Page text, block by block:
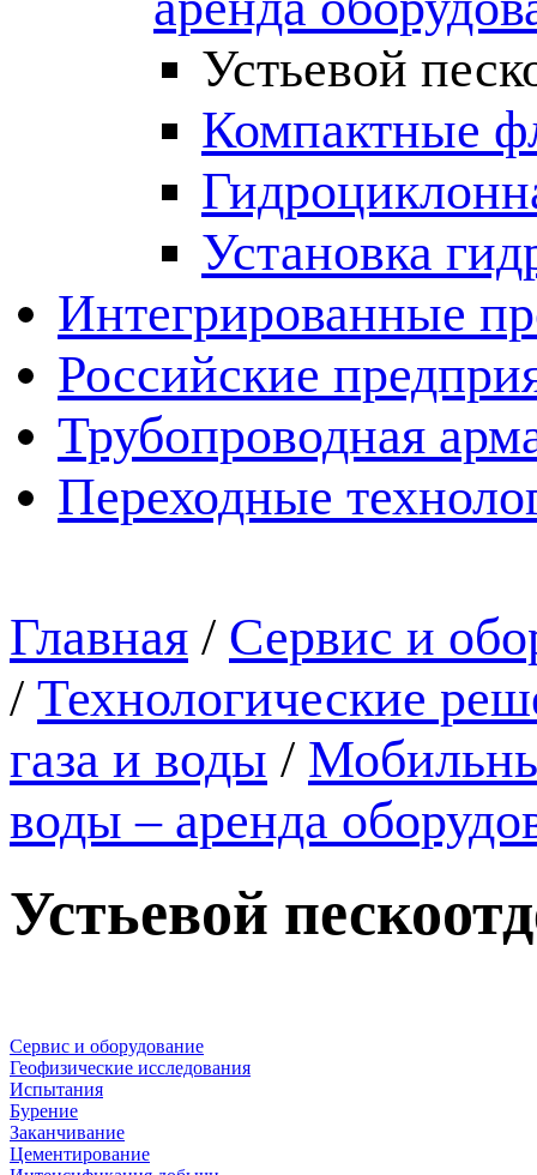
Устьевой
Компактные
Установка
Интегрированные
Российские
Трубопроводная
Переходные
Главная / Сервис и
/ Технологические
газа и воды /
воды – аренда
Устьевой
Сервис и оборудование
Геофизические исследования
Испытания
Бурение
Заканчивание
Цементирование